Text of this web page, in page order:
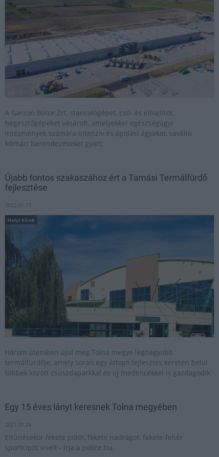
A Garzon Bútor Zrt. stancológépet, cső- és élhajlítót,
hegesztőgépeket vásárolt, amelyekkel egészségügyi
intézmények számára intenzív és ápolási ágyakat, saválló
kórházi berendezéseket gyárt.
Újabb fontos szakaszához ért a Tamási Termálfürdő
fejlesztése
2022.01.17
Helyi hírek
Három ütemben újul meg Tolna megye legnagyobb
termálfürdője, amely során egy átfogó fejlesztés keretén belül
többek között csúszdaparkkal és új medencékkel is gazdagodik.
Egy 15 éves lányt keresnek Tolna megyében
2021.07.24
Eltűnésekor fekete pólót, fekete nadrágot, fekete-fehér
sportcipőt viselt - írja a police.hu.